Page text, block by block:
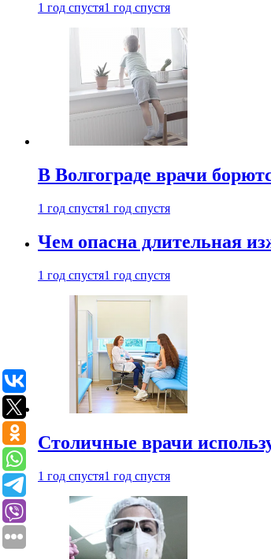
1 год спустя1 год спустя
В Волгограде врачи
1 год спустя1 год спустя
Чем опасна длительная
1 год спустя1 год спустя
Столичные врачи
1 год спустя1 год спустя